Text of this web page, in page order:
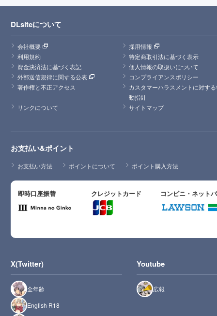
DLsiteについて
会社概要
採用情報
利用規約
特定商取引法に基づく表示
資金決済法に基づく表記
個人情報の取扱いについて
外部送信規律に関する公表
コンプライアンスポリシー
著作権と不正アクセス
カスタマーハラスメントに対す
動指針
リンクについて
サイトマップ
お支払い&ポイント
お支払い方法 ポイントについて ポイント購入方法
即時口座振替 クレジットカード コンビニ・ネット
X(Twitter)
全年齢
English R18
Youtube
広報